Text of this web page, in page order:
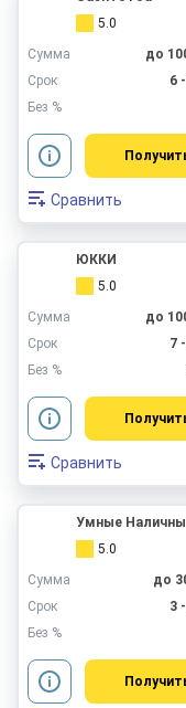
5.0
Сумма
до
Срок
6
Без %
Сравнить
ЮККИ
5.0
Сумма
до
Срок
7
Без %
Сравнить
Умные
5.0
Сумма
до
Срок
3
Без %